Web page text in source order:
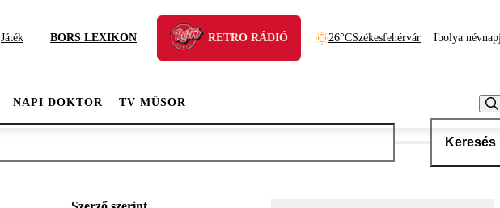
Játék BORS LEXIKON RETRO RÁDIÓ 26°CSzékesfehérvár Ibolya
NAPI DOKTOR TV MŰSOR
Keresés